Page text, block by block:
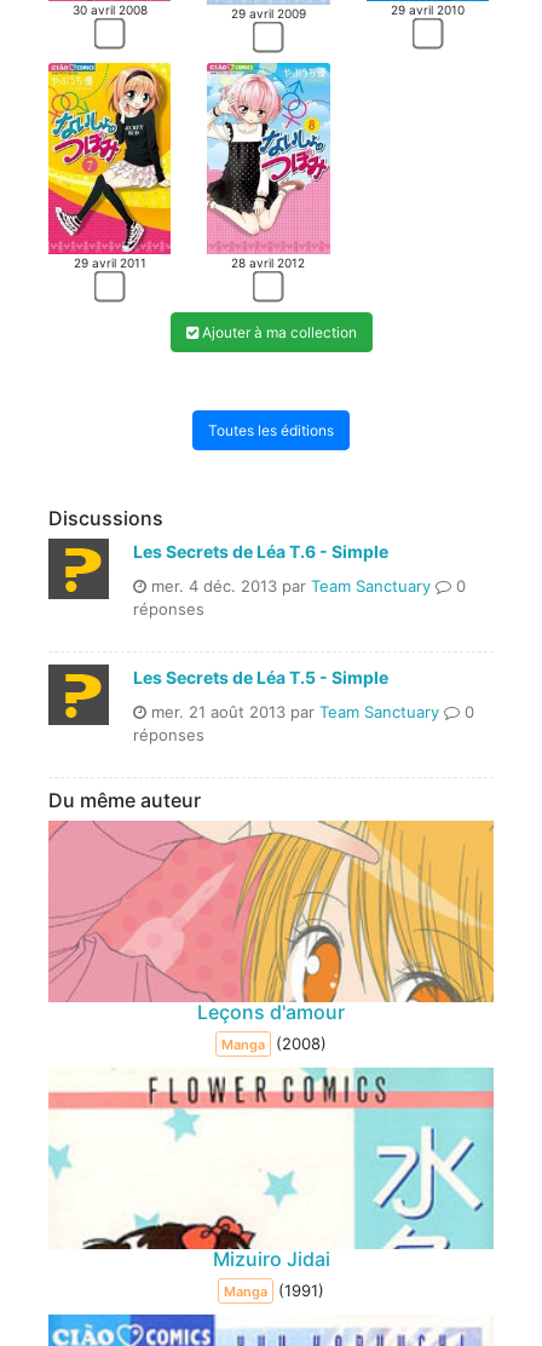
30 avril 2008 29 avril 2009 29 avril 2010
29 avril 2011 28 avril 2012
Ajouter à ma collection
Toutes les éditions
Discussions
Les Secrets de Léa T.6 - Simple
mer. 4 déc. 2013 par Team Sanctuary
0
réponses
Les Secrets de Léa T.5 - Simple
mer. 21 août 2013 par Team Sanctuary
0
réponses
Du même auteur
Leçons d'amour
Manga (2008)
Mizuiro Jidai
Manga (1991)